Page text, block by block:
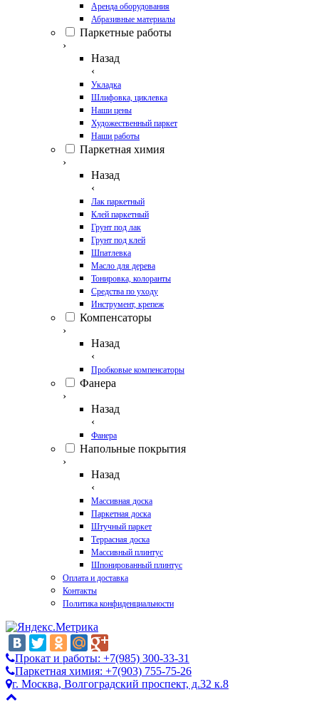
Аренда оборудования
Абразивные материалы
Паркетные работы
›
Назад
‹
Укладка
Шлифовка, циклевка
Наши цены
Художественный паркет
Наши работы
Паркетная химия
›
Назад
‹
Лак паркетный
Клей паркетный
Грунт под лак
Грунт под клей
Шпатлевка
Масло для дерева
Тонировка, колоранты
Средства по уходу
Инструмент, крепеж
Компенсаторы
›
Назад
‹
Пробковые компенсаторы
Фанера
›
Назад
‹
Фанера
Напольные покрытия
›
Назад
‹
Массивная доска
Паркетная доска
Штучный паркет
Террасная доска
Массивный плинтус
Шпонированный плинтус
Оплата и доставка
Контакты
Политика конфиденциальности
Прокат и работы: +7(985) 300-33-31
Паркетная химия: +7(903) 755-75-26
г. Москва, Волгоградский проспект, д.32 к.8